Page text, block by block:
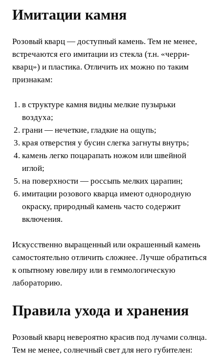
Имитации камня
Розовый кварц — доступный камень. Тем не менее,
встречаются его имитации из стекла (т.н. «черри-
кварц») и пластика. Отличить их можно по таким
признакам:
в структуре камня видны мелкие пузырьки
воздуха;
грани — нечеткие, гладкие на ощупь;
края отверстия у бусин слегка загнуты внутрь;
камень легко поцарапать ножом или швейной
иглой;
на поверхности — россыпь мелких царапин;
имитации розового кварца имеют однородную
окраску, природный камень часто содержит
включения.
Искусственно выращенный или окрашенный камень
самостоятельно отличить сложнее. Лучше обратиться
к опытному ювелиру или в геммологическую
лабораторию.
Правила ухода и хранения
Розовый кварц невероятно красив под лучами солнца.
Тем не менее, солнечный свет для него губителен: